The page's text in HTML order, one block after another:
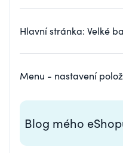
Hlavní stránka: Velké
Menu - nastavení
Blog mého